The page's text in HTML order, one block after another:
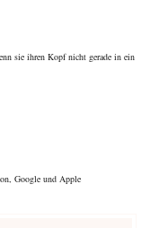
sie ihren Kopf nicht gerade in ein